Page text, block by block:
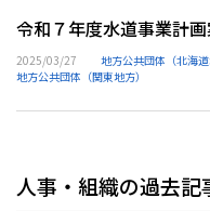
令和７年度水道事業
2025/03/27 地方公共団体（北海道
地方公共団体（関東地方）
人事・組織の過去記